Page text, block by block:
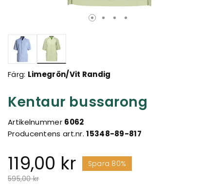
Kentaur bussarong
Artikelnummer 6062
Producentens art.nr.15348-89-817
119,00 kr
Spara 80%
Pris nedsatt från
595,00 krtill
Valda
Färg: Limegrön/Vit Randig